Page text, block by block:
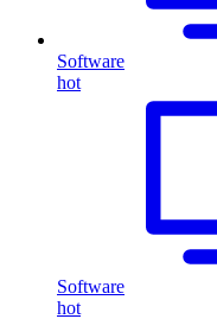
Software
hot
Software
hot